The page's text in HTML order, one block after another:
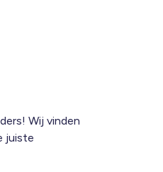
Wij vinden
juiste